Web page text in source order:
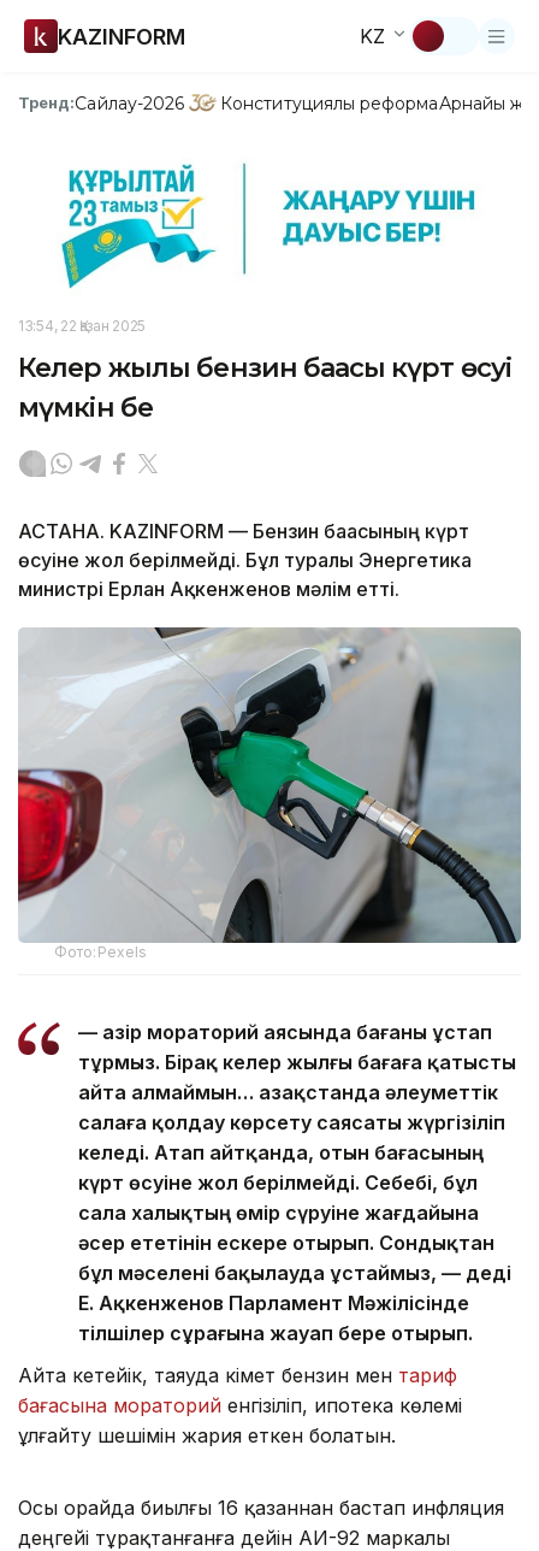
KAZINFORM KZ
Тренд:Сайлау-2026 Конституциялық реформаАрнайы
13:54, 22 Қазан 2025
Келер жылы бензин бағасы күрт өсуі
мүмкін бе
АСТАНА. KAZINFORM — Бензин бағасының күрт
өсуіне жол берілмейді. Бұл туралы Энергетика
министрі Ерлан Ақкенженов мәлім етті.
Фото:Pexels
— Қазір мораторий аясында бағаны ұстап
тұрмыз. Бірақ келер жылғы бағаға қатысты
айта алмаймын… Қазақстанда әлеуметтік
салаға қолдау көрсету саясаты жүргізіліп
келеді. Атап айтқанда, отын бағасының
күрт өсуіне жол берілмейді. Себебі, бұл
сала халықтың өмір сүруіне жағдайына
әсер ететінін ескере отырып. Сондықтан
бұл мәселені бақылауда ұстаймыз, — деді
Е. Ақкенженов Парламент Мәжілісінде
тілшілер сұрағына жауап бере отырып.
Айта кетейік, таяуда Үкімет бензин мен тариф
бағасына мораторий енгізіліп, ипотека көлемі
ұлғайту шешімін жария еткен болатын.
Осы орайда биылғы 16 қазаннан бастап инфляция
деңгейі тұрақтанғанға дейін АИ-92 маркалы